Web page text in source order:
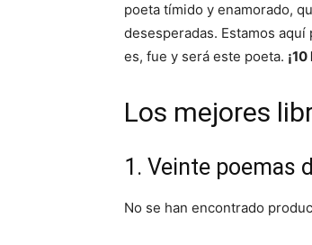
poeta tímido y enamorado,
desesperadas. Estamos
es, fue y será este poeta.
Los mejores
1. Veinte poemas
No se han encontrado